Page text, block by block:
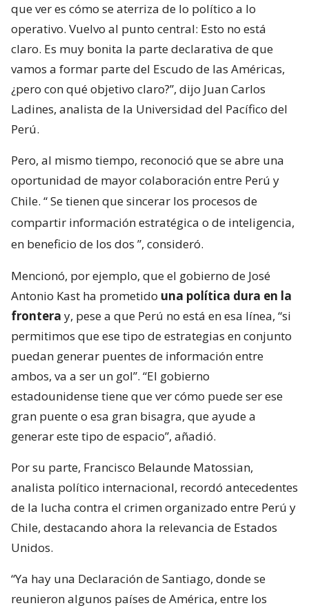
que ver es cómo se aterriza de lo político a lo
operativo. Vuelvo al punto central: Esto no está
claro. Es muy bonita la parte declarativa de que
vamos a formar parte del Escudo de las Américas,
¿pero con qué objetivo claro?”, dijo Juan Carlos
Ladines, analista de la Universidad del Pacífico del
Perú.
Pero, al mismo tiempo, reconoció que se abre una
oportunidad de mayor colaboración entre Perú y
Chile. “Se tienen que sincerar los procesos de
compartir información estratégica o de inteligencia,
en beneficio de los dos ”, consideró.
Mencionó, por ejemplo, que el gobierno de José
Antonio Kast ha prometido una política dura en la
frontera y, pese a que Perú no está en esa línea, “si
permitimos que ese tipo de estrategias en conjunto
puedan generar puentes de información entre
ambos, va a ser un gol”. “El gobierno
estadounidense tiene que ver cómo puede ser ese
gran puente o esa gran bisagra, que ayude a
generar este tipo de espacio”, añadió.
Por su parte, Francisco Belaunde Matossian,
analista político internacional, recordó antecedentes
de la lucha contra el crimen organizado entre Perú y
Chile, destacando ahora la relevancia de Estados
Unidos.
“Ya hay una Declaración de Santiago, donde se
reunieron algunos países de América, entre los